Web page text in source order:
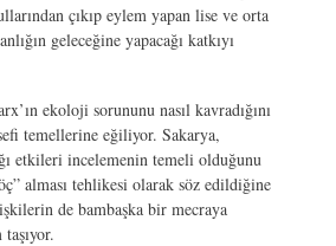
çıkıp eylem yapan lise ve orta
geleceğine yapacağı katkıyı
ekoloji sorununu nasıl kavradığını
temellerine eğiliyor. Sakarya,
etkileri incelemenin temeli olduğunu
alması tehlikesi olarak söz edildiğine
de bambaşka bir mecraya